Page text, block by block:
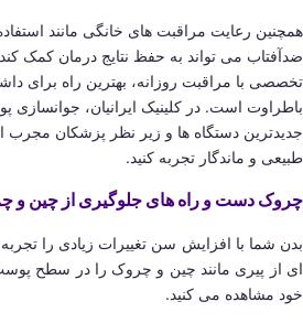
همچنین رعایت مراقبت های خانگی مانند
ضدآفتاب می تواند به حفظ نتایج درمان کمک
تخصصی با مراقبت روزانه، بهترین راه برای
باطراوت است. در کلینیک ایرانیان، جوانسازی
جدیدترین دستگاه ها و زیر نظر پزشکان مجرب
طبیعی و ماندگار تجربه کنید.
چروک دست و راه های جلوگیری از چین
بدن شما با افزایش سن تغییرات زیادی را
ای از پیری مانند چین و چروک را در سطح
خود مشاهده می کنید.